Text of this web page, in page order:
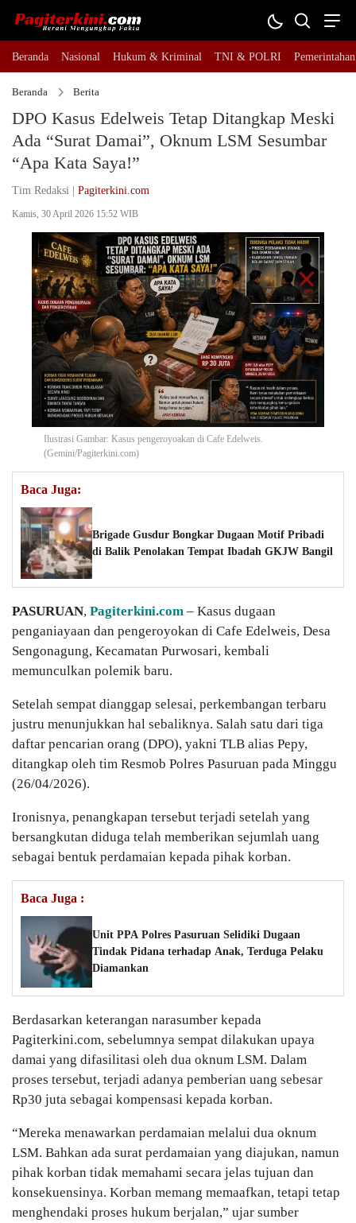
Beranda Nasional Hukum & Kriminal TNI & POLRI Pemerintahan
Beranda Berita
DPO Kasus Edelweis Tetap Ditangkap Meski
Ada “Surat Damai”, Oknum LSM Sesumbar
“Apa Kata Saya!”
Tim Redaksi | Pagiterkini.com
Kamis, 30 April 2026 15:52 WIB
Ilustrasi Gambar: Kasus pengeroyoakan di Cafe Edelweis.
(Gemini/Pagiterkini.com)
Baca Juga:
Brigade Gusdur Bongkar Dugaan Motif Pribadi
di Balik Penolakan Tempat Ibadah GKJW Bangil
PASURUAN, Pagiterkini.com – Kasus dugaan
penganiayaan dan pengeroyokan di Cafe Edelweis, Desa
Sengonagung, Kecamatan Purwosari, kembali
memunculkan polemik baru.
Setelah sempat dianggap selesai, perkembangan terbaru
justru menunjukkan hal sebaliknya. Salah satu dari tiga
daftar pencarian orang (DPO), yakni TLB alias Pepy,
ditangkap oleh tim Resmob Polres Pasuruan pada Minggu
(26/04/2026).
Ironisnya, penangkapan tersebut terjadi setelah yang
bersangkutan diduga telah memberikan sejumlah uang
sebagai bentuk perdamaian kepada pihak korban.
Baca Juga :
Unit PPA Polres Pasuruan Selidiki Dugaan
Tindak Pidana terhadap Anak, Terduga Pelaku
Diamankan
Berdasarkan keterangan narasumber kepada
Pagiterkini.com, sebelumnya sempat dilakukan upaya
damai yang difasilitasi oleh dua oknum LSM. Dalam
proses tersebut, terjadi adanya pemberian uang sebesar
Rp30 juta sebagai kompensasi kepada korban.
“Mereka menawarkan perdamaian melalui dua oknum
LSM. Bahkan ada surat perdamaian yang diajukan, namun
pihak korban tidak memahami secara jelas tujuan dan
konsekuensinya. Korban memang memaafkan, tetapi tetap
menghendaki proses hukum berjalan,” ujar sumber